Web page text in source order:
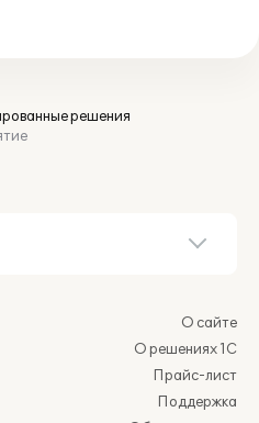
решения
О сайте
О решениях 1С
Прайс-лист
Поддержка